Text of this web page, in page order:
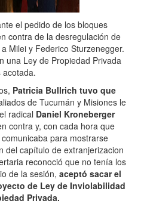
el pedido de los bloques
contra de la desregulación de
Milei y Federico Sturzenegger.
una Ley de Propiedad Privada
acotada.
Patricia Bullrich tuvo que
de Tucumán y Misiones le
radical Daniel Kroneberger
contra y, con cada hora que
para mostrarse
del capítulo de extranjerizacion
reconoció que no tenía los
de la sesión, aceptó sacar el
de Ley de Inviolabilidad
Privada.